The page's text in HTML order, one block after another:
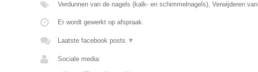
Verdunnen van de nagels (kalk- en schimmelnagels), Verwijderen van
Er wordt gewerkt op afspraak.
Laatste facebook posts ▼
Sociale media: